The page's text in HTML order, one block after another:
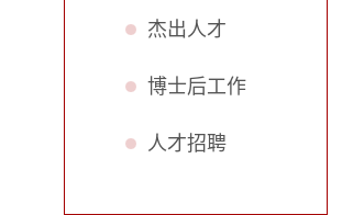
杰出人才
博士后工作
人才招聘